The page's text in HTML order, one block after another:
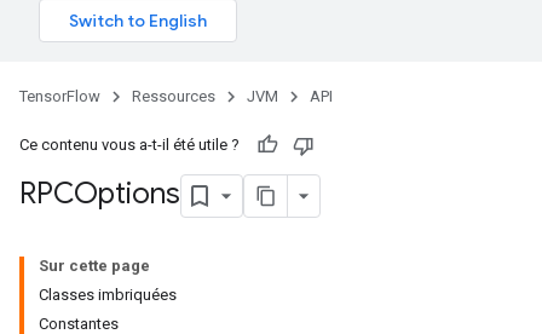
TensorFlow Ressources JVM API
Ce contenu vous a-t-il été utile ?
RPCOptions
Sur cette page
Classes imbriquées
Constantes